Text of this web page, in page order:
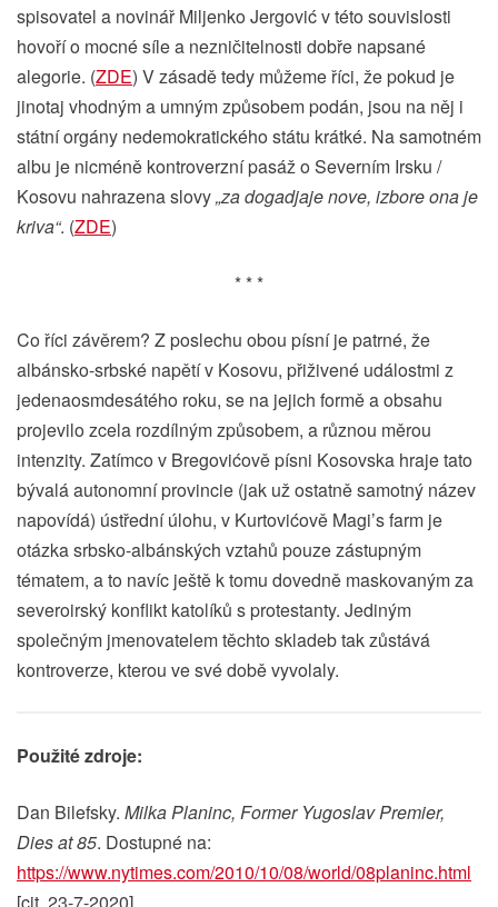
spisovatel a novinář Miljenko Jergović v této souvislosti
hovoří o mocné síle a nezničitelnosti dobře napsané
alegorie. (ZDE) V zásadě tedy můžeme říci, že pokud je
jinotaj vhodným a umným způsobem podán, jsou na něj i
státní orgány nedemokratického státu krátké. Na samotném
albu je nicméně kontroverzní pasáž o Severním Irsku /
Kosovu nahrazena slovy„za dogadjaje nove, izbore ona je
kriva“. (ZDE)
* * *
Co říci závěrem? Z poslechu obou písní je patrné, že
albánsko-srbské napětí v Kosovu, přiživené událostmi z
jedenaosmdesátého roku, se na jejich formě a obsahu
projevilo zcela rozdílným způsobem, a různou měrou
intenzity. Zatímco v Bregovićově písni Kosovska hraje tato
bývalá autonomní provincie (jak už ostatně samotný název
napovídá) ústřední úlohu, v Kurtovićově Magi’s farm je
otázka srbsko-albánských vztahů pouze zástupným
tématem, a to navíc ještě k tomu dovedně maskovaným za
severoirský konflikt katolíků s protestanty. Jediným
společným jmenovatelem těchto skladeb tak zůstává
kontroverze, kterou ve své době vyvolaly.
Použité zdroje:
Dan Bilefsky. Milka Planinc, Former Yugoslav Premier,
Dies at 85. Dostupné na:
https://www.nytimes.com/2010/10/08/world/08planinc.html